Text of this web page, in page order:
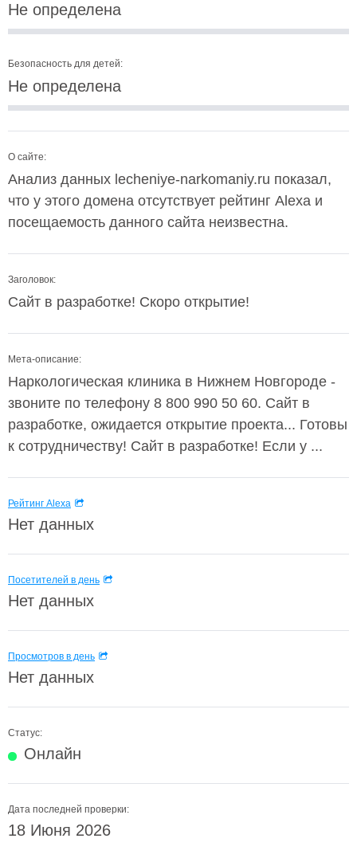
Не определена
Безопасность для детей:
Не определена
О сайте:
Анализ данных lecheniye-narkomaniy.ru показал,
что у этого домена отсутствует рейтинг Alexa и
посещаемость данного сайта неизвестна.
Заголовок:
Сайт в разработке! Скоро открытие!
Мета-описание:
Наркологическая клиника в Нижнем Новгороде -
звоните по телефону 8 800 990 50 60. Сайт в
разработке, ожидается открытие проекта... Готовы
к сотрудничеству! Сайт в разработке! Если у ...
Рейтинг Alexa
Нет данных
Посетителей в день
Нет данных
Просмотров в день
Нет данных
Статус:
Онлайн
Дата последней проверки:
18 Июня 2026